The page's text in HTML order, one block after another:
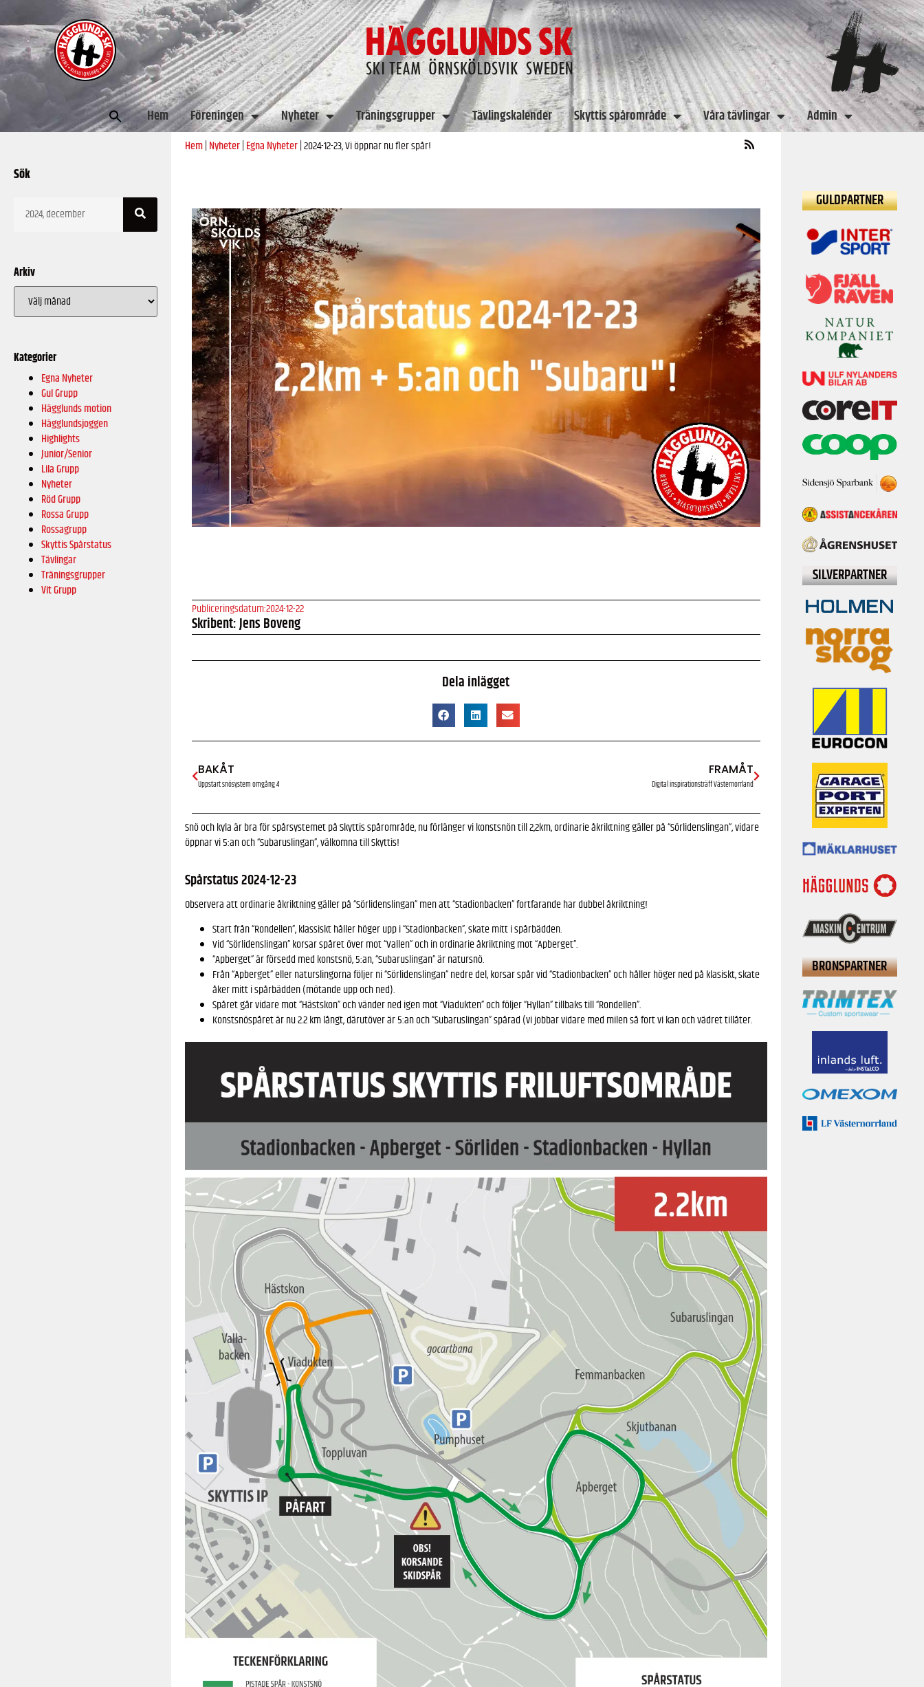
Sök
efter: Hem Föreningen Nyheter Träningsgrupper Tävlingskalender Skyttis spårområde Våra tävlingar Admin
Sök
Arkiv
Kategorier
Egna Nyheter
Gul Grupp
Hägglunds motion
Hägglundsjoggen
Highlights
Junior/Senior
Lila Grupp
Nyheter
Röd Grupp
Rossa Grupp
Rossagrupp
Skyttis Spårstatus
Tävlingar
Träningsgrupper
Vit Grupp
Hem|Nyheter|Egna Nyheter|2024-12-23, Vi öppnar nu fler spår!
Publiceringsdatum:2024-12-22
Skribent: Jens Boveng
Dela inlägget
BAKÅT
Uppstart snösystem omgång 4
FRAMÅT
Digital inspirationsträff Västernorrland
Snö och kyla är bra för spårsystemet på Skyttis spårområde, nu förlänger vi konstsnön till 2,2km, ordinarie åkriktning gäller på “Sörlidenslingan”, vidare
öppnar vi 5:an och “Subaruslingan”, välkomna till Skyttis!
Spårstatus 2024-12-23
Observera att ordinarie åkriktning gäller på “Sörlidenslingan” men att “Stadionbacken” fortfarande har dubbel åkriktning!
Start från “Rondellen”, klassiskt håller höger upp i “Stadionbacken”, skate mitt i spårbädden.
Vid “Sörlidenslingan” korsar spåret över mot “Vallen” och in ordinarie åkriktning mot “Apberget”.
“Apberget” är försedd med konstsnö, 5:an, “Subaruslingan” är natursnö.
Från “Apberget” eller naturslingorna följer ni “Sörlidenslingan” nedre del, korsar spår vid “Stadionbacken” och håller höger ned på klasiskt, skate
åker mitt i spårbädden (mötande upp och ned).
Spåret går vidare mot “Hästskon” och vänder ned igen mot “Viadukten” och följer “Hyllan” tillbaks till “Rondellen”.
Konstsnöspåret är nu 2.2 km långt, därutöver är 5:an och “Subaruslingan” spårad (vi jobbar vidare med milen så fort vi kan och vädret tillåter.
GULDPARTNER
SILVERPARTNER
BRONSPARTNER